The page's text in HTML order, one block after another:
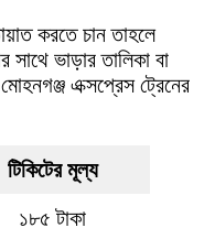
করতে চান তাহলে
ভাড়ার তালিকা বা
এক্সপ্রেস ট্রেনের
টিকিটের মূল্য
১৮৫ টাকা